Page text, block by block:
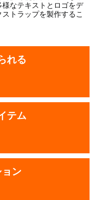
なテキストとロゴをデ
トラップを製作するこ
れる
テム
ン